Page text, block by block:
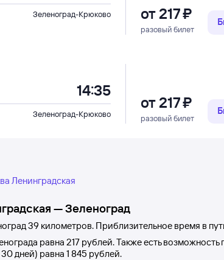
Зеленоград-Крюково
от 217 ⁠₽
разовый билет
14:35
Зеленоград-Крюково
от 217 ⁠₽
разовый билет
Ленинградская
—Зеленоград
39 километров. Приблизительное время в
равна 217 рублей. Также есть
дней) равна 1 845 рублей.